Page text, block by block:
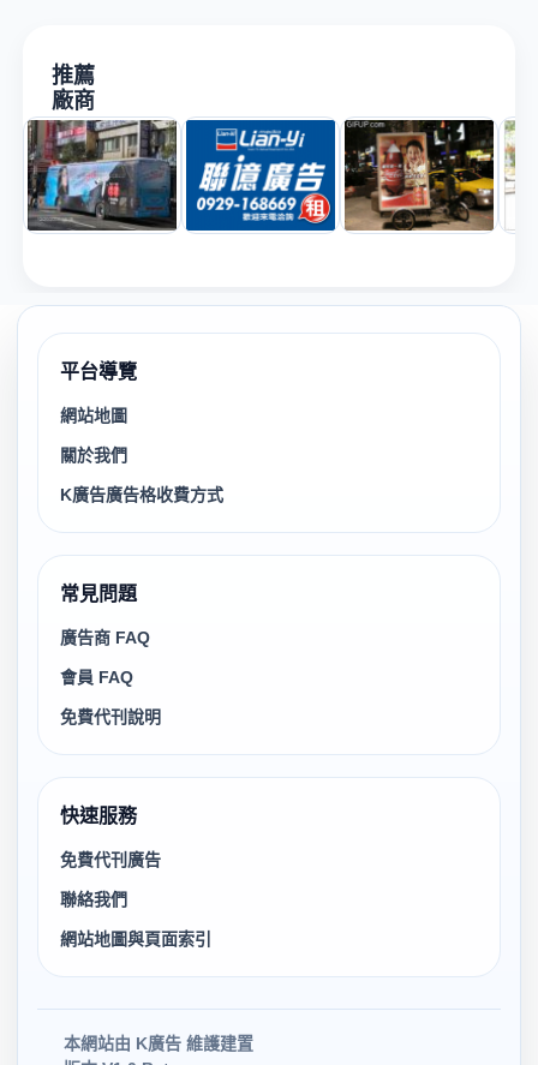
推薦
廠商
平台導覽
網站地圖
關於我們
K廣告廣告格收費方式
常見問題
廣告商 FAQ
會員 FAQ
免費代刊說明
快速服務
免費代刊廣告
聯絡我們
網站地圖與頁面索引
本網站由 K廣告 維護建置